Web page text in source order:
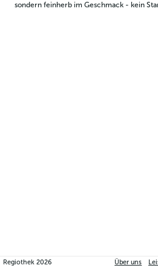
sondern feinherb im Geschmack - kein
Regiothek2026 Über uns